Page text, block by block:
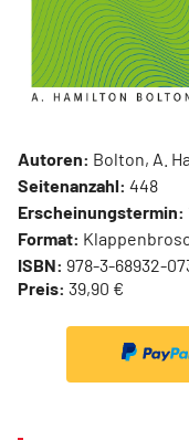
Autoren: Bolton, A.
Seitenanzahl: 448
Erscheinungstermin:
Format:
ISBN: 978-3-68932-
Preis: 39,90 €